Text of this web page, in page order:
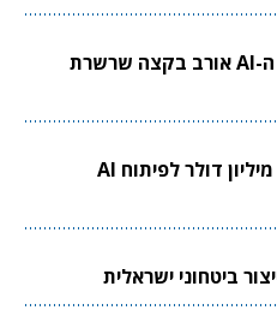
צוואר הבקבוק הבא בשוק ה-AI אורב בקצה שרשרת
Limitless Labs גייסה 20 מיליון דולר לפיתוח AI